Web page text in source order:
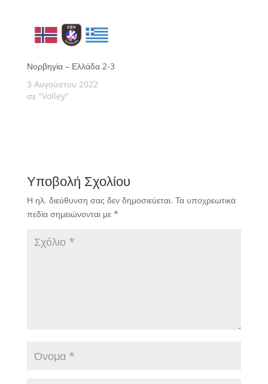
Νορβηγία – Ελλάδα 2-3
3 Αυγούστου 2022
σε "Volley"
Υποβολή Σχολίου
Η ηλ. διεύθυνση σας δεν δημοσιεύεται. Τα υποχρεωτικά
πεδία σημειώνονται με *